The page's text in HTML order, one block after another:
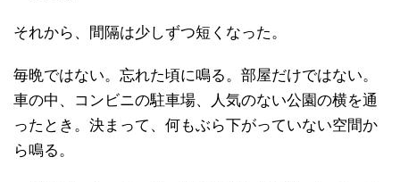
それから、間隔は少しずつ短くなった。
毎晩ではない。忘れた頃に鳴る。部屋だけではない。
車の中、コンビニの駐車場、人気のない公園の横を通
ったとき。決まって、何もぶら下がっていない空間か
ら鳴る。